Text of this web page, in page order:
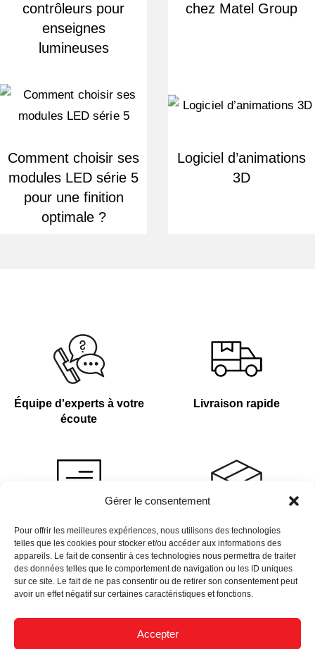
Gérer le consentement
Pour offrir les meilleures expériences, nous utilisons des technologies
telles que les cookies pour stocker et/ou accéder aux informations des
appareils. Le fait de consentir à ces technologies nous permettra de traiter
des données telles que le comportement de navigation ou les ID uniques
sur ce site. Le fait de ne pas consentir ou de retirer son consentement peut
avoir un effet négatif sur certaines caractéristiques et fonctions.
Accepter
contrôleurs pour
enseignes
lumineuses
chez Matel Group
Comment choisir ses
modules LED série 5
pour une finition
optimale ?
Logiciel d’animations
3D
Équipe d'experts à votre
écoute
Livraison rapide
Devis sur demande
Plus de 4 000 références
en stock